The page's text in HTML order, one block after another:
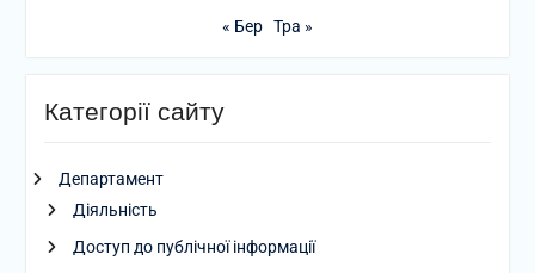
« Бер Тра »
Категорії сайту
Департамент
Діяльність
Доступ до публічної інформації